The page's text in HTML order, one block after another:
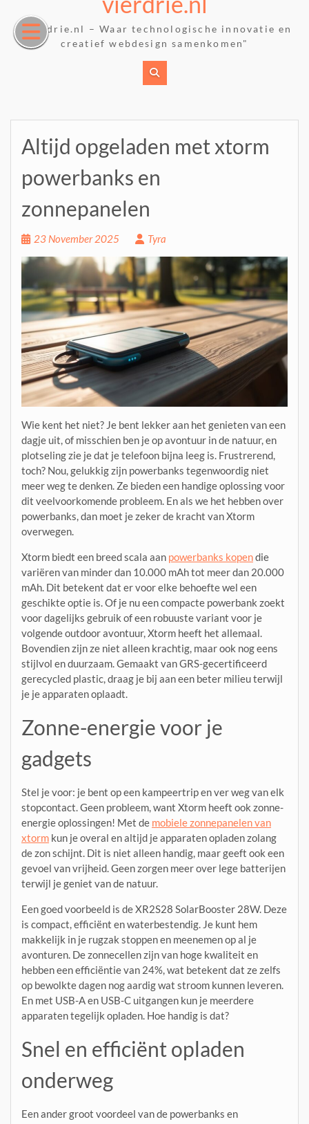
content
"Vierdrie.nl – Waar technologische innovatie en
creatief webdesign samenkomen"
Altijd opgeladen met xtorm
powerbanks en
zonnepanelen
23 November 2025 Tyra
Wie kent het niet? Je bent lekker aan het genieten van een
dagje uit, of misschien ben je op avontuur in de natuur, en
plotseling zie je dat je telefoon bijna leeg is. Frustrerend,
toch? Nou, gelukkig zijn powerbanks tegenwoordig niet
meer weg te denken. Ze bieden een handige oplossing voor
dit veelvoorkomende probleem. En als we het hebben over
powerbanks, dan moet je zeker de kracht van Xtorm
overwegen.
Xtorm biedt een breed scala aan powerbanks kopendie
variëren van minder dan 10.000 mAh tot meer dan 20.000
mAh. Dit betekent dat er voor elke behoefte wel een
geschikte optie is. Of je nu een compacte powerbank zoekt
voor dagelijks gebruik of een robuuste variant voor je
volgende outdoor avontuur, Xtorm heeft het allemaal.
Bovendien zijn ze niet alleen krachtig, maar ook nog eens
stijlvol en duurzaam. Gemaakt van GRS-gecertificeerd
gerecycled plastic, draag je bij aan een beter milieu terwijl
je je apparaten oplaadt.
Zonne-energie voor je
gadgets
Stel je voor: je bent op een kampeertrip en ver weg van elk
stopcontact. Geen probleem, want Xtorm heeft ook zonne-
energie oplossingen! Met de mobiele zonnepanelen van
xtorm kun je overal en altijd je apparaten opladen zolang
de zon schijnt. Dit is niet alleen handig, maar geeft ook een
gevoel van vrijheid. Geen zorgen meer over lege batterijen
terwijl je geniet van de natuur.
Een goed voorbeeld is de XR2S28 SolarBooster 28W. Deze
is compact, efficiënt en waterbestendig. Je kunt hem
makkelijk in je rugzak stoppen en meenemen op al je
avonturen. De zonnecellen zijn van hoge kwaliteit en
hebben een efficiëntie van 24%, wat betekent dat ze zelfs
op bewolkte dagen nog aardig wat stroom kunnen leveren.
En met USB-A en USB-C uitgangen kun je meerdere
apparaten tegelijk opladen. Hoe handig is dat?
Snel en efficiënt opladen
onderweg
Een ander groot voordeel van de powerbanks en